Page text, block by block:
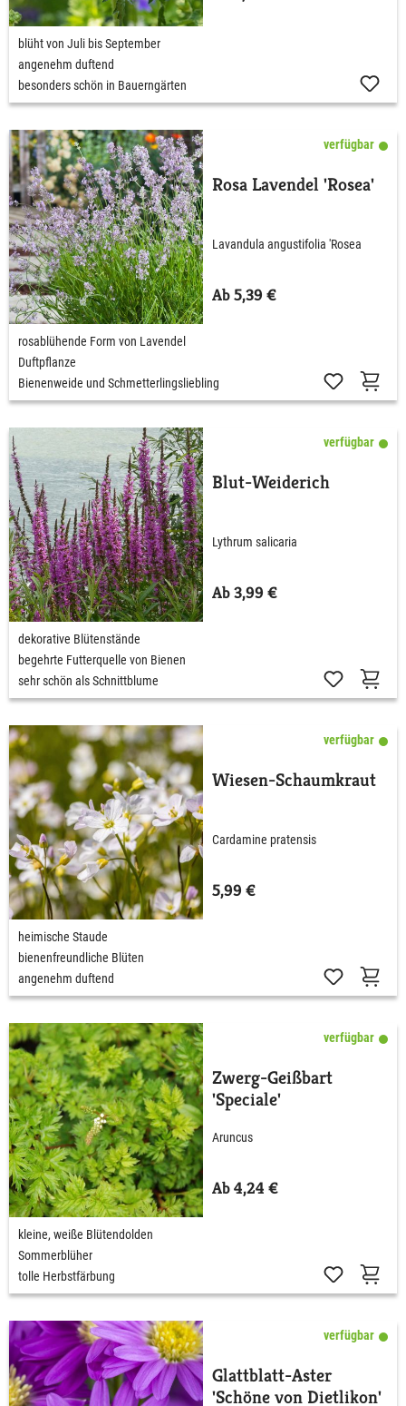
blüht von Juli bis September
angenehm duftend
besonders schön in Bauerngärten
verfügbar
Rosa Lavendel 'Rosea'
Lavandula angustifolia 'Rosea
Ab 5,39 €
rosablühende Form von Lavendel
Duftpflanze
Bienenweide und Schmetterlingsliebling
verfügbar
Blut-Weiderich
Lythrum salicaria
Ab 3,99 €
dekorative Blütenstände
begehrte Futterquelle von Bienen
sehr schön als Schnittblume
verfügbar
Wiesen-Schaumkraut
Cardamine pratensis
5,99 €
heimische Staude
bienenfreundliche Blüten
angenehm duftend
verfügbar
Zwerg-Geißbart
'Speciale'
Aruncus
Ab 4,24 €
kleine, weiße Blütendolden
Sommerblüher
tolle Herbstfärbung
verfügbar
Glattblatt-Aster
'Schöne von Dietlikon'